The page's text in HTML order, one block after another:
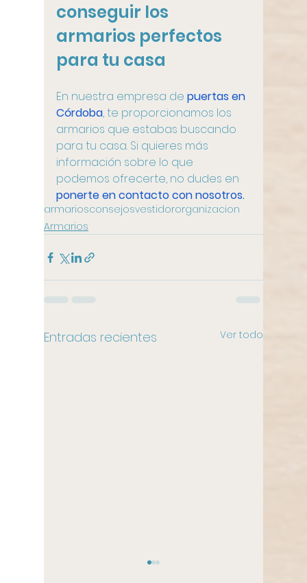
conseguir los
armarios perfectos
para tu casa
En nuestra empresa de puertas en
Córdoba, te proporcionamos los
armarios que estabas buscando
para tu casa. Si quieres más
información sobre lo que
podemos ofrecerte, no dudes en
ponerte en contacto con nosotros.
armariosconsejosvestidororganizacion
Armarios
Entradas recientes Ver todo